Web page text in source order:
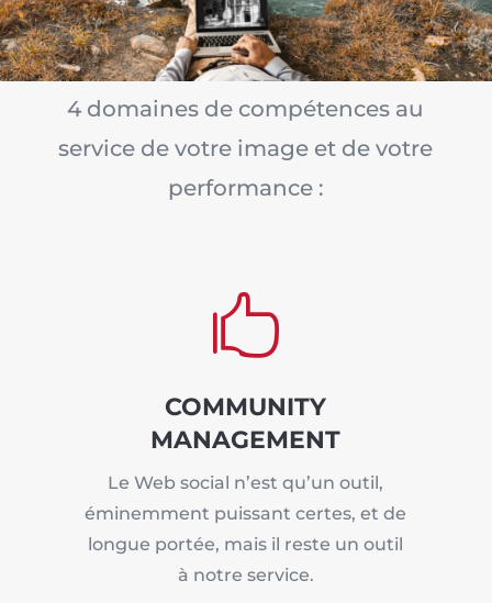
4 domaines de compétences au
service de votre image et de votre
performance :

COMMUNITY
MANAGEMENT
Le Web social n’est qu’un outil,
éminemment puissant certes, et de
longue portée, mais il reste un outil
à notre service.